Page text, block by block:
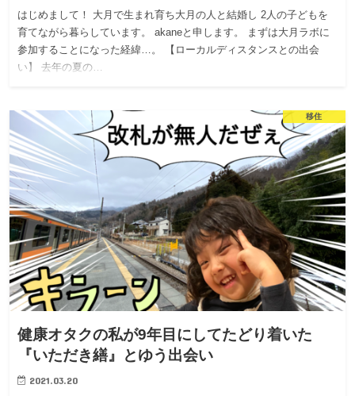
はじめまして！ 大月で生まれ育ち大月の人と結婚し 2人の子どもを
育てながら暮らしています。 akaneと申します。 まずは大月ラボに
参加することになった経緯…。 【ローカルディスタンスとの出会
い】 去年の夏の…
移住
健康オタクの私が9年目にしてたどり着いた
『いただき繕』とゆう出会い
2021.03.20